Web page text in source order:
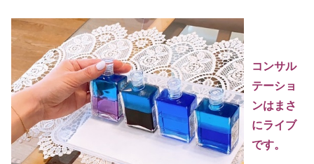
コンサル
テーショ
ンはまさ
にライブ
です。